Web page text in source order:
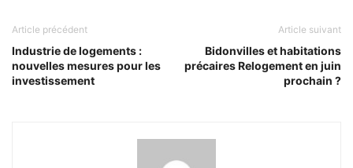
Article précédent
Industrie de logements :
nouvelles mesures pour les
investissement
Article suivant
Bidonvilles et habitations
précaires Relogement en juin
prochain ?